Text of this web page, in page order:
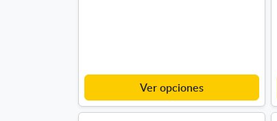
Ver opciones